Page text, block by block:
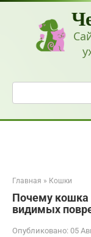
Перейти
Поиск:
Главная » Кошки
Почему кошка
видимых
Опубликовано: 05